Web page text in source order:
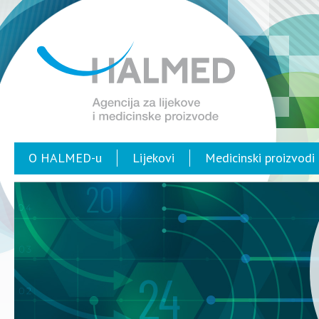
O HALMED-u Lijekovi Medicinski proizvodi